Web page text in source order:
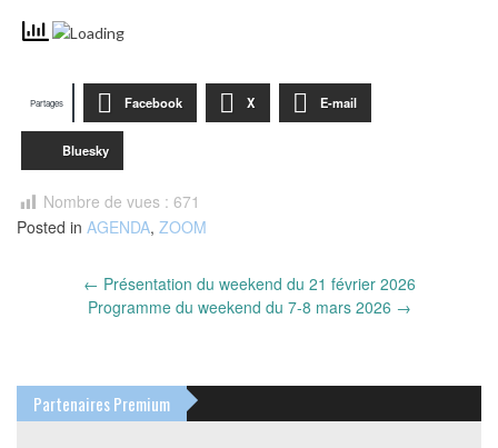
Facebook X E-mail
Bluesky
Partages
Nombre de vues : 671
Posted in AGENDA, ZOOM
navigation
← Présentation du weekend du 21 février 2026
Programme du weekend du 7-8 mars 2026 →
Partenaires Premium